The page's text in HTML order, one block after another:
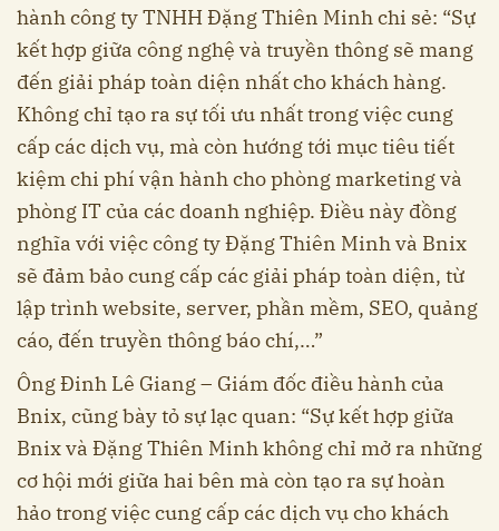
hành công ty TNHH Đặng Thiên Minh chi sẻ: “Sự
kết hợp giữa công nghệ và truyền thông sẽ mang
đến giải pháp toàn diện nhất cho khách hàng.
Không chỉ tạo ra sự tối ưu nhất trong việc cung
cấp các dịch vụ, mà còn hướng tới mục tiêu tiết
kiệm chi phí vận hành cho phòng marketing và
phòng IT của các doanh nghiệp. Điều này đồng
nghĩa với việc công ty Đặng Thiên Minh và Bnix
sẽ đảm bảo cung cấp các giải pháp toàn diện, từ
lập trình website, server, phần mềm, SEO, quảng
cáo, đến truyền thông báo chí,…”
Ông Đinh Lê Giang – Giám đốc điều hành của
Bnix, cũng bày tỏ sự lạc quan: “Sự kết hợp giữa
Bnix và Đặng Thiên Minh không chỉ mở ra những
cơ hội mới giữa hai bên mà còn tạo ra sự hoàn
hảo trong việc cung cấp các dịch vụ cho khách